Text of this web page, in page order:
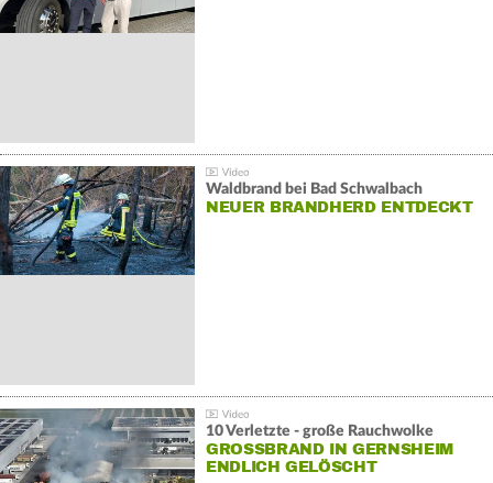
Waldbrand bei Bad Schwalbach
NEUER BRANDHERD ENTDECKT
10 Verletzte - große Rauchwolke
GROSSBRAND IN GERNSHEIM E
NDLICH GELÖSCHT